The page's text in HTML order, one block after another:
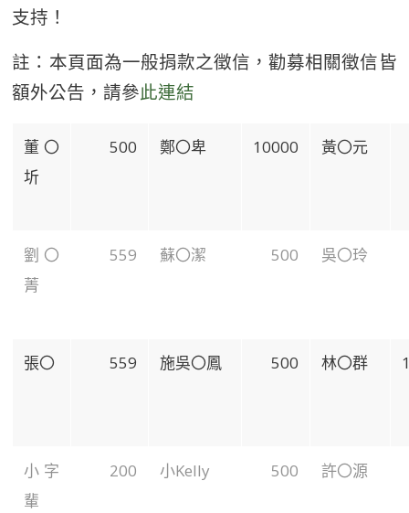
支持！
註：本頁面為一般捐款之徵信，勸募相關徵信皆
額外公告，請參此連結
董〇
圻
500 鄭〇卑 10000 黃〇元
劉〇
菁
559 蘇〇潔 500 吳〇玲
張〇 559 施吳〇鳳 500 林〇群
小字
輩
200 小Kelly 500 許〇源